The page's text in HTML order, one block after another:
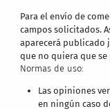
Para el envío de
campos solicitados.
aparecerá publicado
que no quiera que
Normas de uso:
Las opiniones
en ningún caso